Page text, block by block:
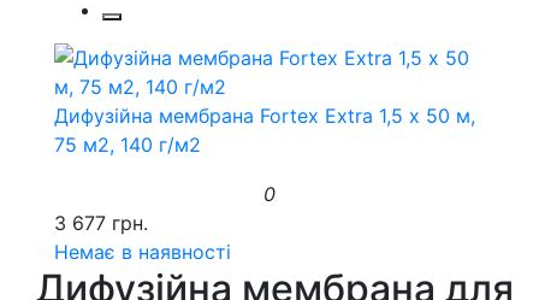
Дифузійна мембрана Fortex Extra 1,5 х 50 м,
75 м2, 140 г/м2
0
3 677 грн.
Немає в наявності
Дифузійна мембрана для